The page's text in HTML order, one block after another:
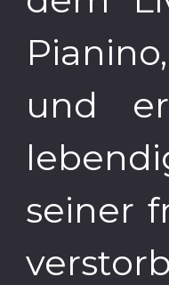
und
seiner